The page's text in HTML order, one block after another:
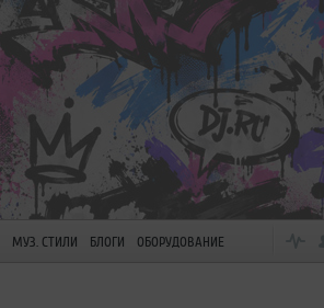
МУЗ. СТИЛИ БЛОГИ ОБОРУДОВАНИЕ